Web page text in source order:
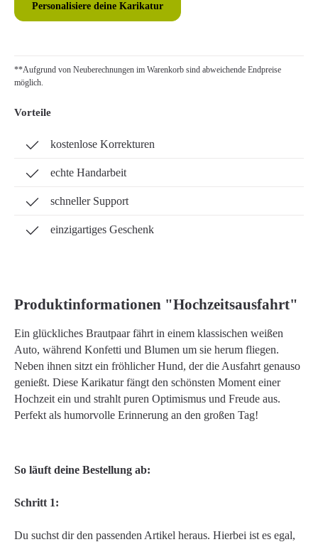
Personalisiere deine Karikatur
**Aufgrund von Neuberechnungen im Warenkorb sind abweichende Endpreise
möglich.
Vorteile
kostenlose Korrekturen
echte Handarbeit
schneller Support
einzigartiges Geschenk
Produktinformationen "Hochzeitsausfahrt"
Ein glückliches Brautpaar fährt in einem klassischen weißen
Auto, während Konfetti und Blumen um sie herum fliegen.
Neben ihnen sitzt ein fröhlicher Hund, der die Ausfahrt genauso
genießt. Diese Karikatur fängt den schönsten Moment einer
Hochzeit ein und strahlt puren Optimismus und Freude aus.
Perfekt als humorvolle Erinnerung an den großen Tag!
So läuft deine Bestellung ab:
Schritt 1:
Du suchst dir den passenden Artikel heraus. Hierbei ist es egal,